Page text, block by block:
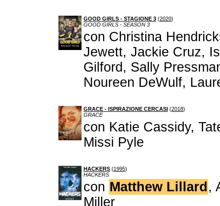
GOOD GIRLS - STAGIONE 3 (2020)
GOOD GIRLS - SEASON 3
con Christina
Jewett, Jackie Cruz,
Gilford, Sally
Noureen DeWulf,
GRACE - ISPIRAZIONE CERCASI (2018)
GRACE
con Katie Cassidy,
Missi Pyle
HACKERS (1995)
HACKERS
con Matthew Lillard ,
Miller